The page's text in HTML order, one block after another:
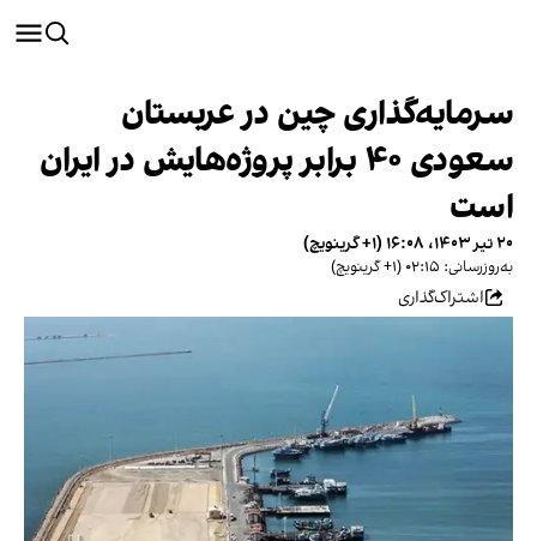
سرمایه‌گذاری چین در عربستان
سعودی ۴۰ برابر پروژه‌هایش در ایران
است
۲۰ تیر ۱۴۰۳، ۱۶:۰۸ (‎+۱ گرینویچ)
به‌روزرسانی: ۰۲:۱۵ (‎+۱ گرینویچ)
اشتراک‌گذاری